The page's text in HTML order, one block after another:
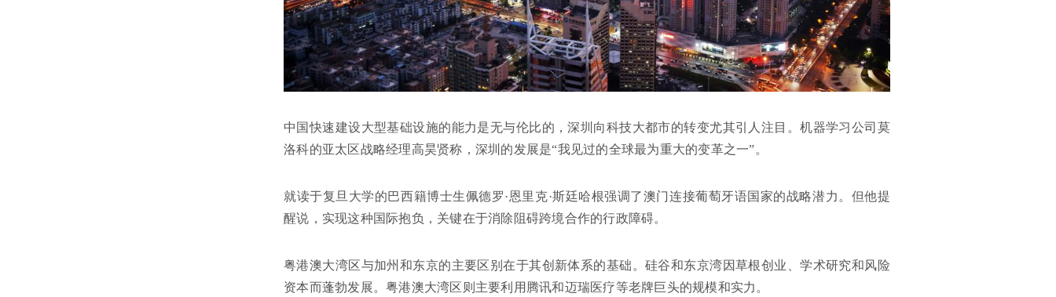
中国快速建设大型基础设施的能力是无与伦比的，深圳向科技大都市的转变尤其引人注目。机器学习公司莫
洛科的亚太区战略经理高昊贤称，深圳的发展是“我见过的全球最为重大的变革之一”。
就读于复旦大学的巴西籍博士生佩德罗·恩里克·斯廷哈根强调了澳门连接葡萄牙语国家的战略潜力。但他提
醒说，实现这种国际抱负，关键在于消除阻碍跨境合作的行政障碍。
粤港澳大湾区与加州和东京的主要区别在于其创新体系的基础。硅谷和东京湾因草根创业、学术研究和风险
资本而蓬勃发展。粤港澳大湾区则主要利用腾讯和迈瑞医疗等老牌巨头的规模和实力。